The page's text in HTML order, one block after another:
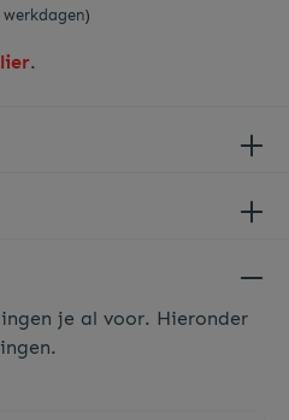
je al voor. Hieronder
.